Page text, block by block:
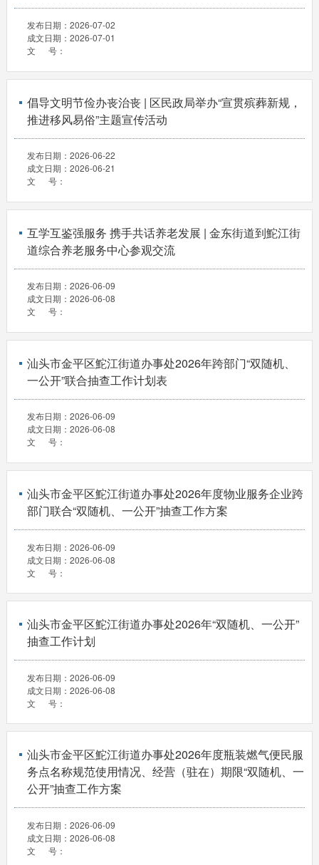
发布日期： 2026-07-02
成文日期： 2026-07-01
文 号：
倡导文明节俭办丧治丧 | 区民政局举办“宣贯殡葬新规，
推进移风易俗”主题宣传活动
发布日期： 2026-06-22
成文日期： 2026-06-21
文 号：
互学互鉴强服务 携手共话养老发展 | 金东街道到鮀江街
道综合养老服务中心参观交流
发布日期： 2026-06-09
成文日期： 2026-06-08
文 号：
汕头市金平区鮀江街道办事处2026年跨部门“双随机、
一公开”联合抽查工作计划表
发布日期： 2026-06-09
成文日期： 2026-06-08
文 号：
汕头市金平区鮀江街道办事处2026年度物业服务企业跨
部门联合“双随机、一公开”抽查工作方案
发布日期： 2026-06-09
成文日期： 2026-06-08
文 号：
汕头市金平区鮀江街道办事处2026年“双随机、一公开”
抽查工作计划
发布日期： 2026-06-09
成文日期： 2026-06-08
文 号：
汕头市金平区鮀江街道办事处2026年度瓶装燃气便民服
务点名称规范使用情况、经营（驻在）期限“双随机、一
公开”抽查工作方案
发布日期： 2026-06-09
成文日期： 2026-06-08
文 号：